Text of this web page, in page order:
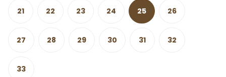
21 22 23 24 25 26
27 28 29 30 31 32
33